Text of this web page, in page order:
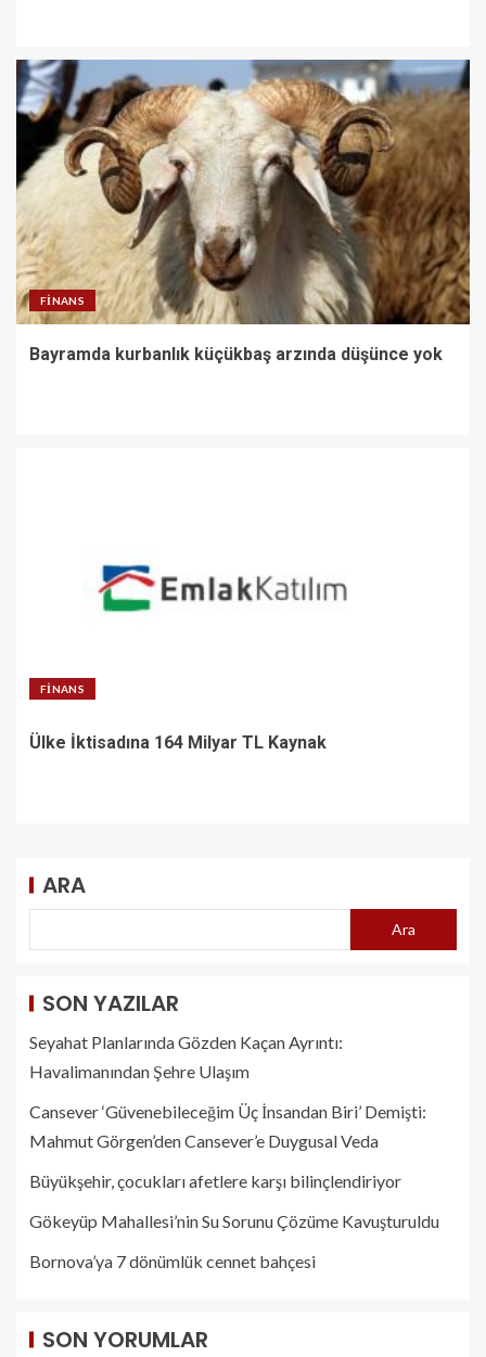
FINANS
Bayramda kurbanlık küçükbaş arzında düşünce yok
FINANS
Ülke İktisadına 164 Milyar TL Kaynak
ARA
Ara
SON YAZILAR
Seyahat Planlarında Gözden Kaçan Ayrıntı:
Havalimanından Şehre Ulaşım
Cansever ‘Güvenebileceğim Üç İnsandan Biri’ Demişti:
Mahmut Görgen’den Cansever’e Duygusal Veda
Büyükşehir, çocukları afetlere karşı bilinçlendiriyor
Gökeyüp Mahallesi’nin Su Sorunu Çözüme Kavuşturuldu
Bornova’ya 7 dönümlük cennet bahçesi
SON YORUMLAR